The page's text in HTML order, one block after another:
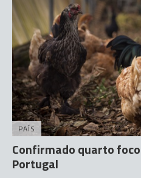
PAÍS
Confirmado quarto
Portugal